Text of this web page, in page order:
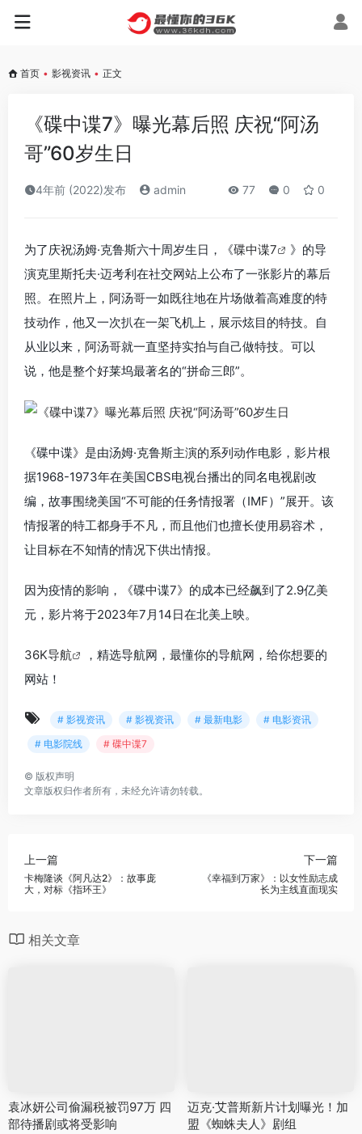
首页 • 影视资讯 • 正文
《碟中谍7》曝光幕后照 庆祝“阿汤
哥”60岁生日
4年前 (2022)发布 admin 77 0 0
为了庆祝汤姆·克鲁斯六十周岁生日，《碟中谍7
》的导
演克里斯托夫·迈考利在社交网站上公布了一张影片的幕后
照。在照片上，阿汤哥一如既往地在片场做着高难度的特
技动作，他又一次扒在一架飞机上，展示炫目的特技。自
从业以来，阿汤哥就一直坚持实拍与自己做特技。可以
说，他是整个好莱坞最著名的“拼命三郎”。
《碟中谍》是由汤姆·克鲁斯主演的系列动作电影，影片根
据1968-1973年在美国CBS电视台播出的同名电视剧改
编，故事围绕美国“不可能的任务情报署（IMF）”展开。该
情报署的特工都身手不凡，而且他们也擅长使用易容术，
让目标在不知情的情况下供出情报。
因为疫情的影响，《碟中谍7》的成本已经飙到了2.9亿美
元，影片将于2023年7月14日在北美上映。
36K导航
，精选导航网，最懂你的导航网，给你想要的
网站！
# 影视资讯 # 影视资讯 # 最新电影
# 电影资讯
# 电影院线
# 碟中谍7
© 版权声明
文章版权归作者所有，未经允许请勿转载。
上一篇
卡梅隆谈《阿凡达2》：故事庞
大，对标《指环王》
下一篇
《幸福到万家》：以女性励志成
长为主线直面现实
相关文章
袁冰妍公司偷漏税被罚97万 四
部待播剧或将受影响
迈克·艾普斯新片计划曝光！加
盟《蜘蛛夫人》剧组